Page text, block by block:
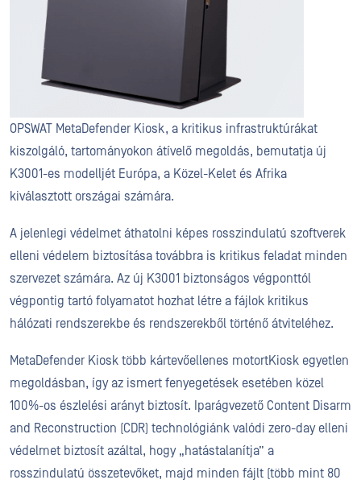
OPSWAT MetaDefender Kiosk, a kritikus infrastruktúrákat
kiszolgáló, tartományokon átívelő megoldás, bemutatja új
K3001-es modelljét Európa, a Közel-Kelet és Afrika
kiválasztott országai számára.
A jelenlegi védelmet áthatolni képes rosszindulatú szoftverek
elleni védelem biztosítása továbbra is kritikus feladat minden
szervezet számára. Az új K3001 biztonságos végponttól
végpontig tartó folyamatot hozhat létre a fájlok kritikus
hálózati rendszerekbe és rendszerekből történő átviteléhez.
MetaDefender Kiosk több kártevőellenes motortKiosk egyetlen
megoldásban, így az ismert fenyegetések esetében közel
100%-os észlelési arányt biztosít. Iparágvezető Content Disarm
and Reconstruction (CDR) technológiánk valódi zero-day elleni
védelmet biztosít azáltal, hogy „hatástalanítja” a
rosszindulatú összetevőket, majd minden fájlt (több mint 80